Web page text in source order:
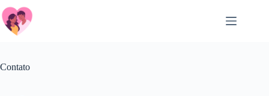
Salta
al
contenuto
Contato